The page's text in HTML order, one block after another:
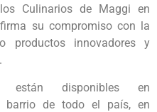
Culinarios de Maggi en
su compromiso con la
productos innovadores y
están disponibles en
barrio de todo el país, en